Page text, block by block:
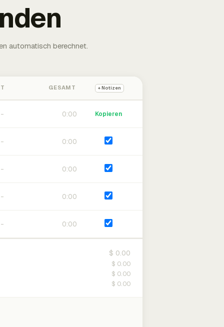
automatisch berechnet.
GESAMT + Notizen
0:00 Kopieren
0:00
0:00
0:00
0:00
$ 0.00
$ 0.00
$ 0.00
$ 0.00